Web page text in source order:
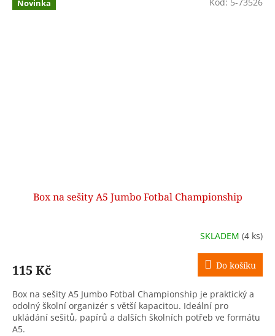
Novinka
Box na sešity A5 Jumbo Fotbal Championship
SKLADEM (4 ks)
115 Kč Do košíku
Box na sešity A5 Jumbo Fotbal Championship je praktický a
odolný školní organizér s větší kapacitou. Ideální pro
ukládání sešitů, papírů a dalších školních potřeb ve formátu
A5.